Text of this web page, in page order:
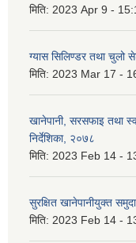
मिति: 2023 Apr 9 -
ग्यास सिलिण्डर तथा चुलो
मिति: 2023 Mar 17 -
खानेपानी, सरसफाइ तथा
निर्देशिका, २०७८
मिति: 2023 Feb 14 -
सुरक्षित खानेपानीयुक्त
मिति: 2023 Feb 14 -